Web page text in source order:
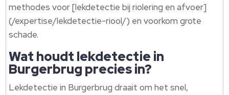
methodes voor [lekdetectie bij riolering en afvoer]
(/expertise/lekdetectie-riool/) en voorkom grote
schade.​
Wat houdt lekdetectie in
Burgerbrug precies in?
Lekdetectie in Burgerbrug draait om het snel,